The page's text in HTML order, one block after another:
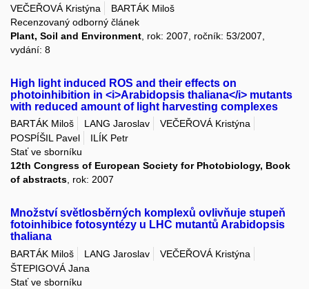
VEČEŘOVÁ Kristýna
BARTÁK Miloš
Recenzovaný odborný článek
Plant, Soil and Environment , rok: 2007, ročník: 53/2007,
vydání: 8
High light induced ROS and their effects on
photoinhibition in <i>Arabidopsis thaliana</i> mutants
with reduced amount of light harvesting complexes
BARTÁK Miloš LANG Jaroslav
VEČEŘOVÁ Kristýna
POSPÍŠIL Pavel
ILÍK Petr
Stať ve sborníku
12th Congress of European Society for Photobiology, Book
of abstracts, rok: 2007
Množství světlosběrných komplexů ovlivňuje stupeň
fotoinhibice fotosyntézy u LHC mutantů Arabidopsis
thaliana
BARTÁK Miloš LANG Jaroslav
VEČEŘOVÁ Kristýna
ŠTEPIGOVÁ Jana
Stať ve sborníku